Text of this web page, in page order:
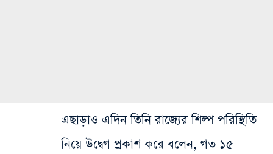
এছাড়াও এদিন তিনি রাজ্যের শিল্প পরিস্থিতি
নিয়ে উদ্বেগ প্রকাশ করে বলেন, গত ১৫